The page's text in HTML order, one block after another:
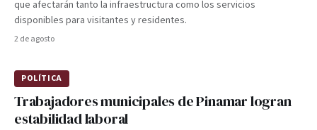
que afectarán tanto la infraestructura como los servicios
disponibles para visitantes y residentes.
2 de agosto
POLÍTICA
Trabajadores municipales de Pinamar logran
estabilidad laboral